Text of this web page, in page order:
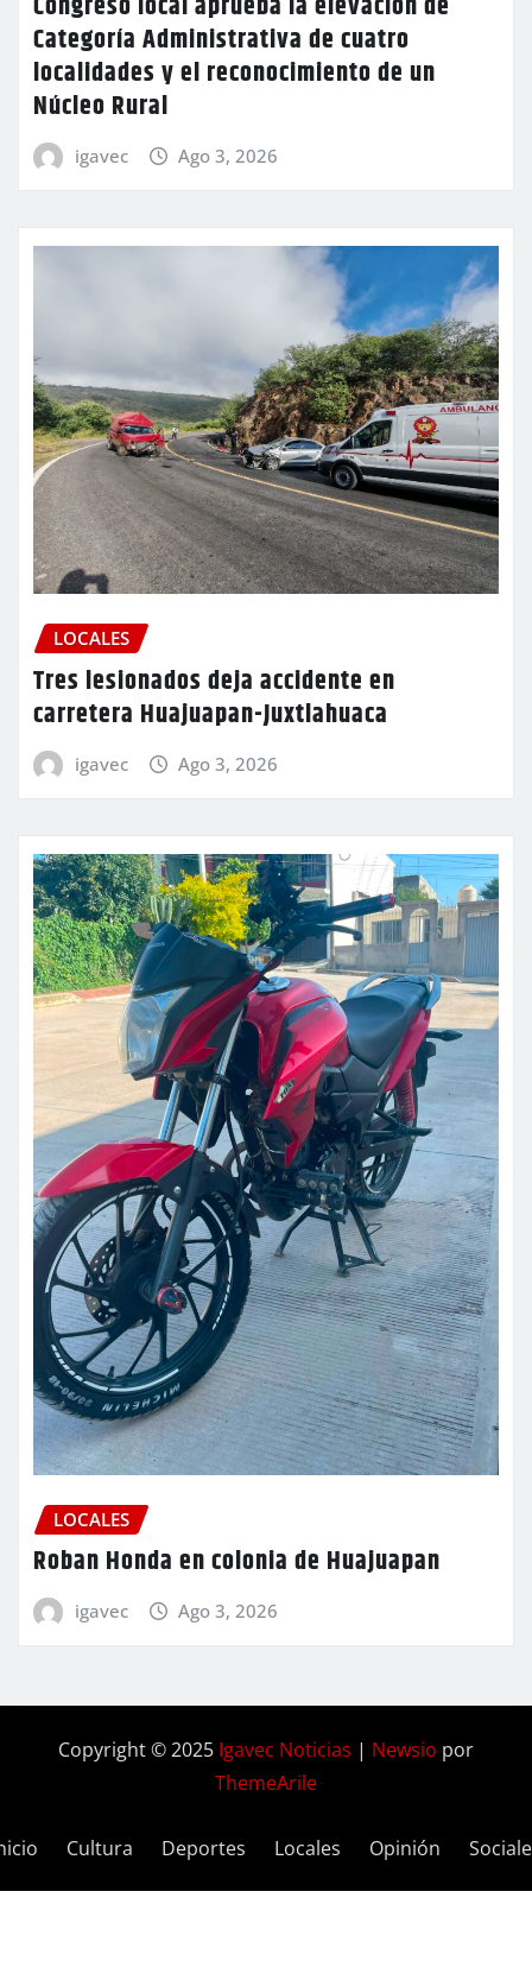
Categoría Administrativa de cuatro
localidades y el reconocimiento de un
Núcleo Rural
igavec Ago 3, 2026
LOCALES
Tres lesionados deja accidente en
carretera Huajuapan-Juxtlahuaca
igavec Ago 3, 2026
LOCALES
Roban Honda en colonia de Huajuapan
igavec Ago 3, 2026
Copyright © 2025 Igavec Noticias | Newsio por
ThemeArile
Cultura Deportes Locales Opinión